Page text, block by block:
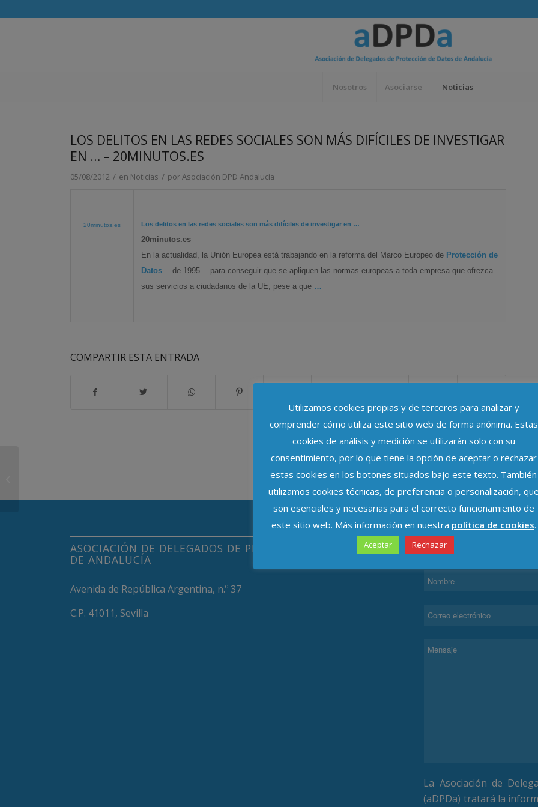
Nosotros Asociarse Noticias
LOS DELITOS EN LAS REDES SOCIALES SON MÁS DIFÍCILES DE INVESTIGAR
EN … – 20MINUTOS.ES
05/08/2012 / en Noticias / porAsociación DPD Andalucía
20minutos.es Los delitos en las redes sociales son más difíciles de investigar en …
20minutos.es
En la actualidad, la Unión Europea está trabajando en la reforma del Marco Europeo de Protección de
Datos —de 1995— para conseguir que se apliquen las normas europeas a toda empresa que ofrezca
sus servicios a ciudadanos de la UE, pese a que …
COMPARTIR ESTA ENTRADA
ASOCIACIÓN DE DELEGADOS DE PROTECCIÓN DE DATOS
DE ANDALUCÍA
Avenida de República Argentina, n.º 37
C.P. 41011, Sevilla
CONTACTAR
La Asociación de
(aDPDa) tratará la
Utilizamos cookies propias y de terceros para analizar y
comprender cómo utiliza este sitio web de forma anónima. Estas
cookies de análisis y medición se utilizarán solo con su
consentimiento, por lo que tiene la opción de aceptar o rechazar
estas cookies en los botones situados bajo este texto. También
utilizamos cookies técnicas, de preferencia o personalización, que
son esenciales y necesarias para el correcto funcionamiento de
este sitio web. Más información en nuestra política de cookies.
Aceptar Rechazar